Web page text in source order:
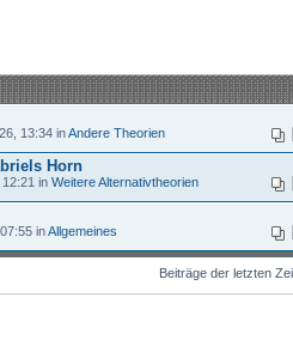
13:34 inAndere Theorien
Horn
in Weitere Alternativtheorien
inAllgemeines
Beiträge der letzten